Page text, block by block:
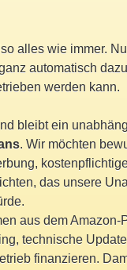
alles wie immer.
automatisch
werden kann.
bleibt ein
. Wir möchten
das unsere
aus dem Amazon-
technische
finanzieren.